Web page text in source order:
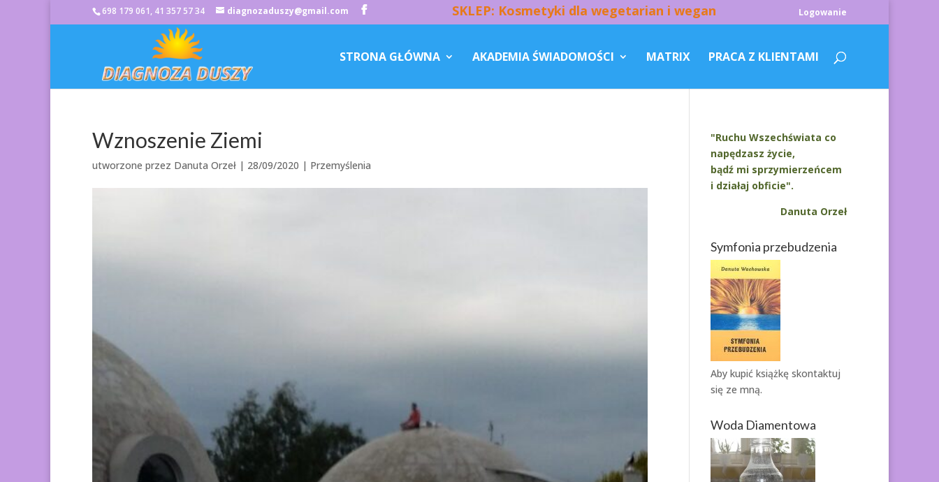
698 179 061, 41 357 57 34 diagnozaduszy@gmail.com SKLEP: Kosmetyki dla wegetarian i wegan Logowanie
STRONA GŁÓWNA AKADEMIA ŚWIADOMOŚCI MATRIX PRACA Z KLIENTAMI
Wznoszenie Ziemi
utworzone przez Danuta Orzeł | 28/09/2020 | Przemyślenia
"Ruchu Wszechświata co
napędzasz życie,
bądź mi sprzymierzeńcem
i działaj obficie".
Danuta Orzeł
Symfonia przebudzenia
Aby kupić książkę skontaktuj
się ze mną.
Woda Diamentowa